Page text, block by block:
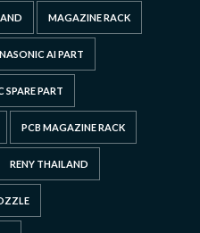
MAGAZINE RACK
AI PART
SPARE PART
PCB MAGAZINE RACK
RENY THAILAND